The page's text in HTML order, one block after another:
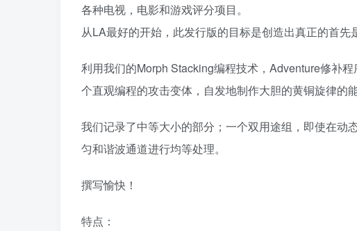
各种电视，电影和游戏评分项目。
从LA最好的开始，此发行版的目标是创造出真正的首先
利用我们的Morph Stacking编程技术，Adventure修补
个直观编程的攻击变体，自发地制作大胆的黄铜旋律的
我们记录了中等大小的部分；一个双用途组，即使在
匀和谐波通道进行均等处理。
撰写愉快！
特点：